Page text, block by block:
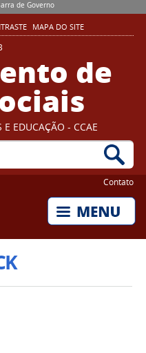
de Governo
MAPA DO SITE
de
EDUCAÇÃO - CCAE
Contato